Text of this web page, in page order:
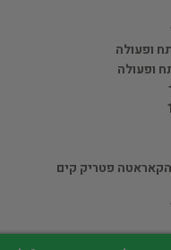
ופעולה
ופעולה
פטריק קים